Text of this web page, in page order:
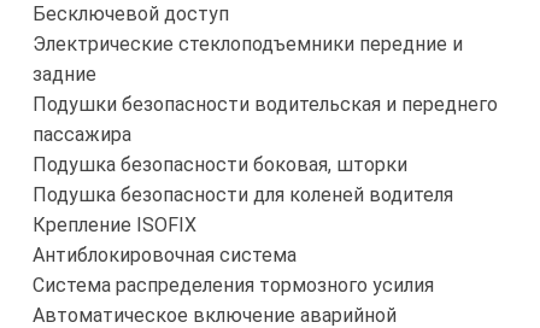
Бесключевой доступ
Электрические стеклоподъемники передние и
задние
Подушки безопасности водительская и переднего
пассажира
Подушка безопасности боковая, шторки
Подушка безопасности для коленей водителя
Крепление ISOFIX
Антиблокировочная система
Система распределения тормозного усилия
Автоматическое включение аварийной